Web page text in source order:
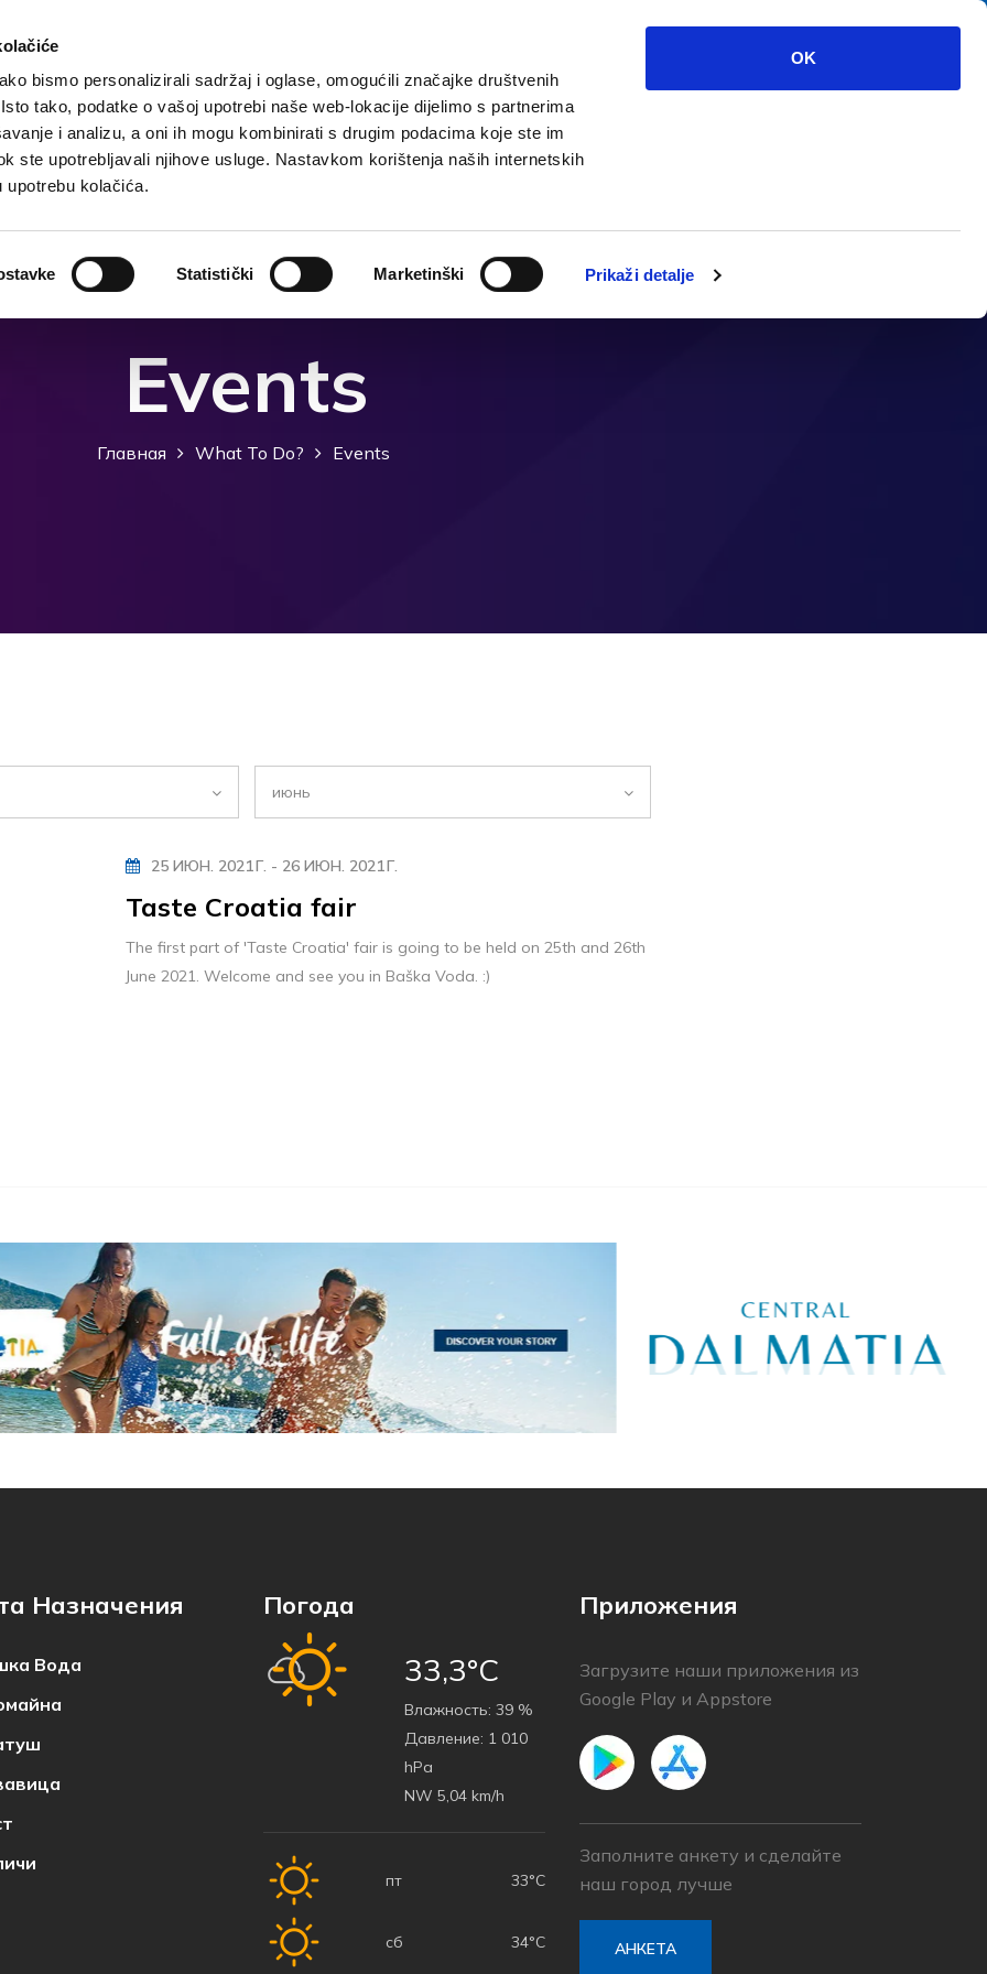
bismo personalizirali sadržaj i oglase, omogućili značajke društvenih
tako, podatke o vašoj upotrebi naše web-lokacije dijelimo s partnerima
i analizu, a oni ih mogu kombinirati s drugim podacima koje ste im
ste upotrebljavali njihove usluge. Nastavkom korištenja naših internetskih
upotrebu kolačića.
Statistički Marketinški Prikaži detalje
OK
Размещение Чем заняться? Что посмотреть?
Events
Главная What To Do? Events
июнь
25 ИЮН. 2021 Г. - 26 ИЮН. 2021 Г.
Taste Croatia fair
The first part of 'Taste Croatia' fair is going to be held on 25th and 26th
June 2021. Welcome and see you in Baška Voda. :)
Назначения
Bода
Погода
33,3°C
Bлажность: 39 %
Давление: 1 010
hPa
NW 5,04 km/h
пт 33°C
сб 34°C
Приложения
Загрузите наши приложения из
Google Play и Appstore
Заполните анкету и сделайте
наш город лучше
АНКЕТА